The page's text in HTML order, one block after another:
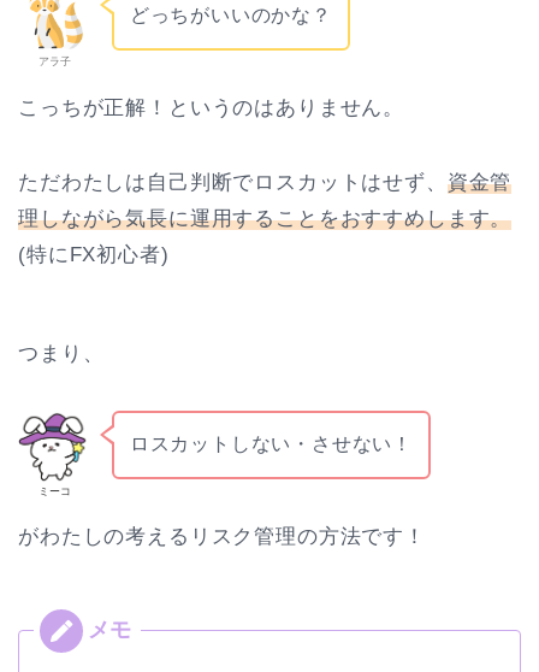
アラ子
どっちがいいのかな？
こっちが正解！というのはありません。
ただわたしは自己判断でロスカットはせず、 資金管
理しながら気長に運用することをおすすめします。
(特にFX初心者)
つまり、
ミーコ
ロスカットしない・させない！
がわたしの考えるリスク管理の方法です！